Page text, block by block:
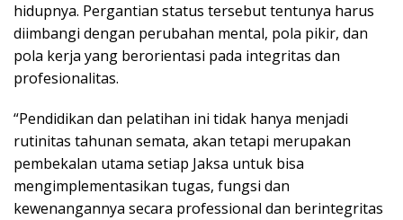
hidupnya. Pergantian status tersebut tentunya harus
diimbangi dengan perubahan mental, pola pikir, dan
pola kerja yang berorientasi pada integritas dan
profesionalitas.
“Pendidikan dan pelatihan ini tidak hanya menjadi
rutinitas tahunan semata, akan tetapi merupakan
pembekalan utama setiap Jaksa untuk bisa
mengimplementasikan tugas, fungsi dan
kewenangannya secara professional dan berintegritas